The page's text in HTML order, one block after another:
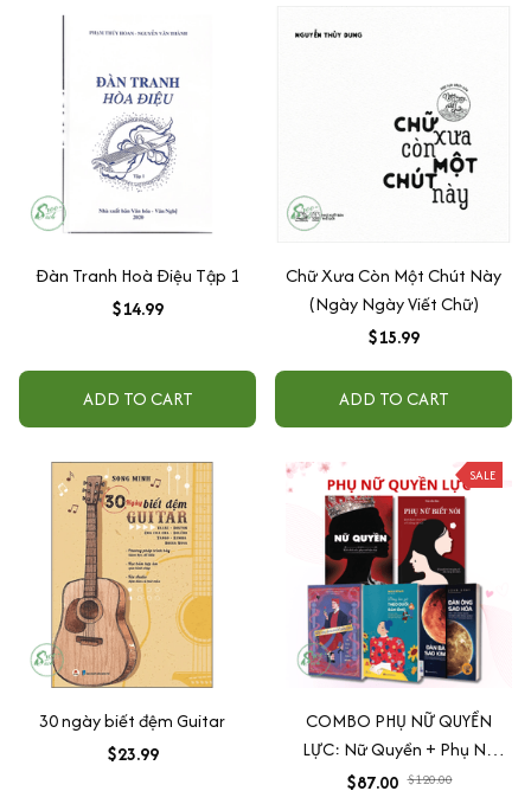
Đàn Tranh Hoà Điệu Tập 1
$14.99
ADD TO CART
Chữ Xưa Còn Một Chút Này
(Ngày Ngày Viết Chữ)
$15.99
ADD TO CART
30 ngày biết đệm Guitar
$23.99
SALE
COMBO PHỤ NỮ QUYỀN
LỰC: Nữ Quyền + Phụ Nữ
Biết Nói + Đàn Ông Sao Hỏa,
$87.00 $120.00